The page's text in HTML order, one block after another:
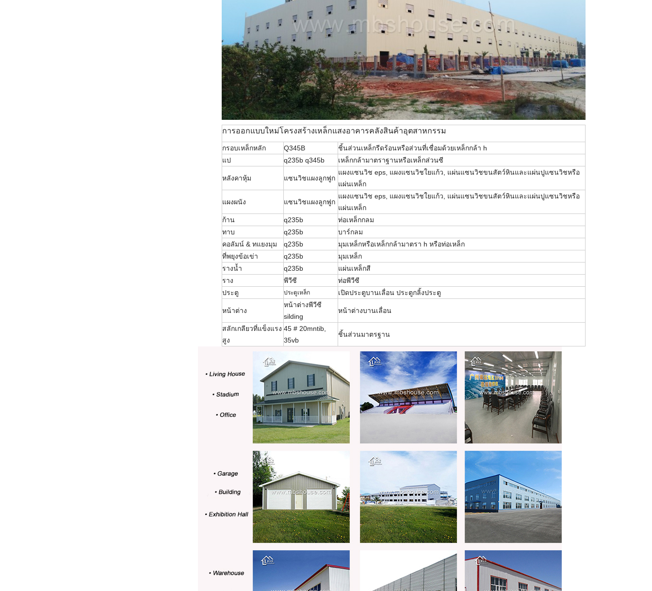
การออกแบบใหม่โครงสร้างเหล็กแสงอาคารคลังสินค้าอุตสาหกรรม
กรอบเหล็กหลัก Q345B
ชิ้นส่วนเหล็กรีดร้อนหรือส่วนที่เชื่อมด้วยเหล็กกล้า h
แป
q235b q345b เหล็กกล้ามาตราฐานหรือเหล็กส่วนซี
หลังคาหุ้ม แซนวิชแผงลูกฟูก
แผงแซนวิช eps, แผงแซนวิชใยแก้ว, แผ่นแซนวิชขนสัตว์หินและแผ่นปูแซนวิชหรือ
แผ่นเหล็ก
แผงผนัง แซนวิชแผงลูกฟูก
แผงแซนวิช eps, แผงแซนวิชใยแก้ว, แผ่นแซนวิชขนสัตว์หินและแผ่นปูแซนวิชหรือ
แผ่นเหล็ก
ก้าน
q235b
ท่อเหล็กกลม
ทาบ
q235b
บาร์กลม
คอลัมน์ & ทแยงมุม
q235b
มุมเหล็กหรือเหล็กกล้ามาตรา h หรือท่อเหล็ก
ที่พยุงข้อเข่า
q235b
มุมเหล็ก
รางน้ำ
q235b
แผ่นเหล็กสี
ราง
พีวีซี
ท่อพีวีซี
ประตู
ประตูเหล็ก เปิดประตูบานเลื่อน ประตูกลิ้งประตู
หน้าต่าง
หน้าต่างพีวีซี
silding
หน้าต่างบานเลื่อน
สลักเกลียวที่แข็งแรง
สูง
45 # 20mntib,
35vb
ชิ้นส่วนมาตรฐาน